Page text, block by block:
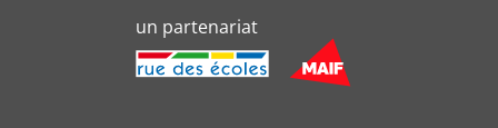
un partenariat